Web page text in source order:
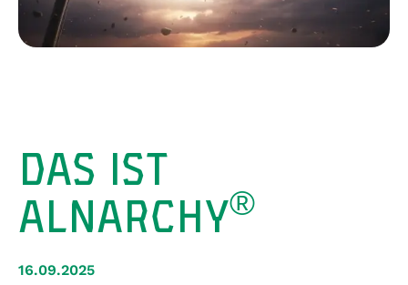
DAS IST
ALNARCHY®
16.09.2025